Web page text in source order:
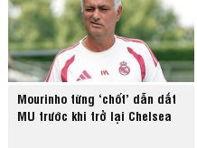
Mourinho từng ‘chốt’ dẫn dắt
MU trước khi trở lại Chelsea